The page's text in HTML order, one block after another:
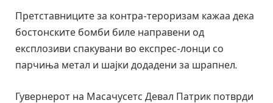
Претставниците за контра-тероризам кажаа дека
бостонските бомби биле направени од
експлозиви спакувани во експрес-лонци со
парчиња метал и шајки додадени за шрапнел.
Гувернерот на Масачусетс Девал Патрик потврди